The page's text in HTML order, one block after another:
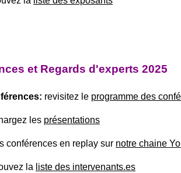
et Regards d'experts 2025
revisitez le programme des
les présentations
conférences en replay sur notre chaine
la liste des intervenants.es